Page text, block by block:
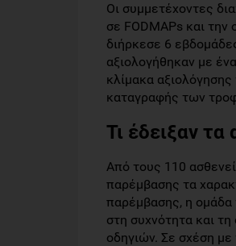
Οι συμμετέχοντες
σε FODMAPs και
διήρκεσε 6
αξιολογήθηκαν με
κλίμακα
καταγραφής των
Τι έδειξαν τα
Από τους 110
παρέμβασης τα
παρέμβασης, η ομάδα
στη συχνότητα και
οδηγιών. Σε σχέση